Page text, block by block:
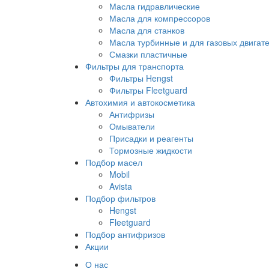
Масла гидравлические
Масла для компрессоров
Масла для станков
Масла турбинные и для газовых
Смазки пластичные
Фильтры для транспорта
Фильтры Hengst
Фильтры Fleetguard
Автохимия и автокосметика
Антифризы
Омыватели
Присадки и реагенты
Тормозные жидкости
Подбор масел
Mobil
Avista
Подбор фильтров
Hengst
Fleetguard
Подбор антифризов
Акции
О нас